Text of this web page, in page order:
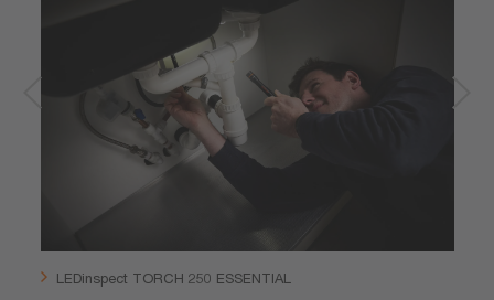
LEDinspect TORCH 250 ESSENTIAL